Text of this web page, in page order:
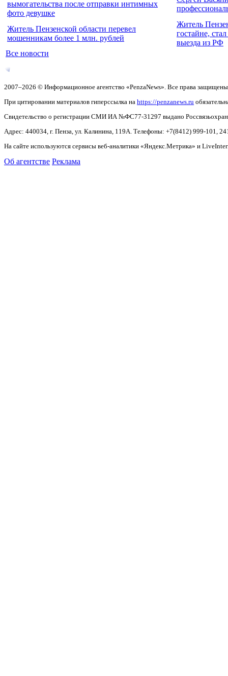
вымогательства после отправки интимных
фото девушке
Житель Пензенской области перевел
мошенникам более 1 млн. рублей
Житель
гостайне,
выезда из РФ
Все новости
2007–2026 © Информационное агентство «PenzaNews». Все права
При цитировании материалов гиперссылка на https://penzanews.ru
Свидетельство о регистрации СМИ ИА №ФС77-31297 выдано
Адрес: 440034, г. Пенза, ул. Калинина, 119А. Телефоны: +7(8412) 999-101,
На сайте используются сервисы веб-аналитики «Яндекс.Метрика» и
Об агентстве Реклама